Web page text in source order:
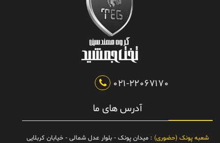
021-22067170
آدرس های ما
شعبه پونک (حضوری) : میدان پونک - بلوار عدل شمالی - خیابان کربلایی